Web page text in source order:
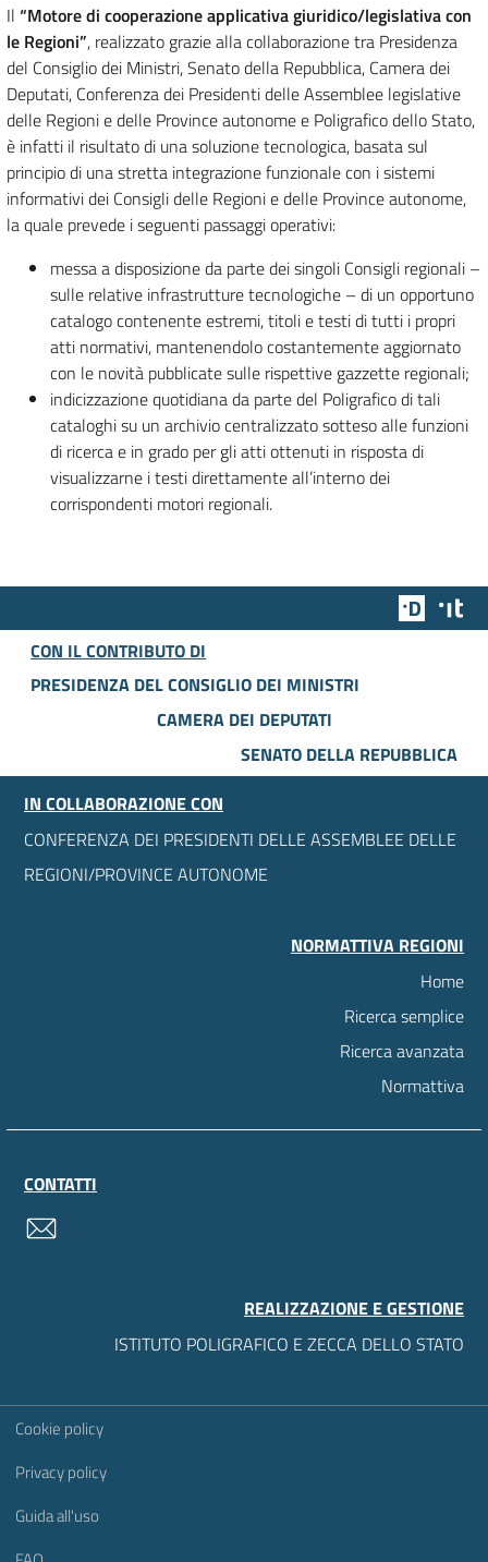
Il “Motore di cooperazione applicativa giuridico/legislativa con
le Regioni”, realizzato grazie alla collaborazione tra Presidenza
del Consiglio dei Ministri, Senato della Repubblica, Camera dei
Deputati, Conferenza dei Presidenti delle Assemblee legislative
delle Regioni e delle Province autonome e Poligrafico dello Stato,
è infatti il risultato di una soluzione tecnologica, basata sul
principio di una stretta integrazione funzionale con i sistemi
informativi dei Consigli delle Regioni e delle Province autonome,
la quale prevede i seguenti passaggi operativi:
messa a disposizione da parte dei singoli Consigli regionali –
sulle relative infrastrutture tecnologiche – di un opportuno
catalogo contenente estremi, titoli e testi di tutti i propri
atti normativi, mantenendolo costantemente aggiornato
con le novità pubblicate sulle rispettive gazzette regionali;
indicizzazione quotidiana da parte del Poligrafico di tali
cataloghi su un archivio centralizzato sotteso alle funzioni
di ricerca e in grado per gli atti ottenuti in risposta di
visualizzarne i testi direttamente all’interno dei
corrispondenti motori regionali.
Team
CON IL CONTRIBUTO DI
PRESIDENZA DEL CONSIGLIO DEI MINISTRI
CAMERA DEI DEPUTATI
SENATO DELLA REPUBBLICA
IN COLLABORAZIONE CON
CONFERENZA DEI PRESIDENTI DELLE ASSEMBLEE DELLE
REGIONI/PROVINCE AUTONOME
NORMATTIVA REGIONI
Home
Ricerca semplice
Ricerca avanzata
Normattiva
CONTATTI
REALIZZAZIONE E GESTIONE
ISTITUTO POLIGRAFICO E ZECCA DELLO STATO
Sezione Link Utili
Cookie policy
Privacy policy
Guida all'uso